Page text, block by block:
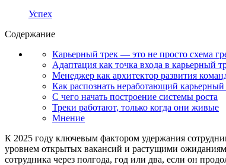
Успех
Содержание
Карьерный трек — это не просто схема
Адаптация как точка входа в карьерный
Менеджер как архитектор развития
Как распознать неработающий карьерный
С чего начать построение системы роста
Треки работают, только когда они живые
Мнение
К 2025 году ключевым фактором удержания
уровнем открытых вакансий и растущими
сотрудника через полгода, год или два, если он